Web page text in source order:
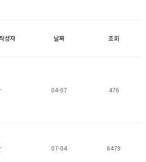
성자 날짜 조회
04-07 476
07-04 6479